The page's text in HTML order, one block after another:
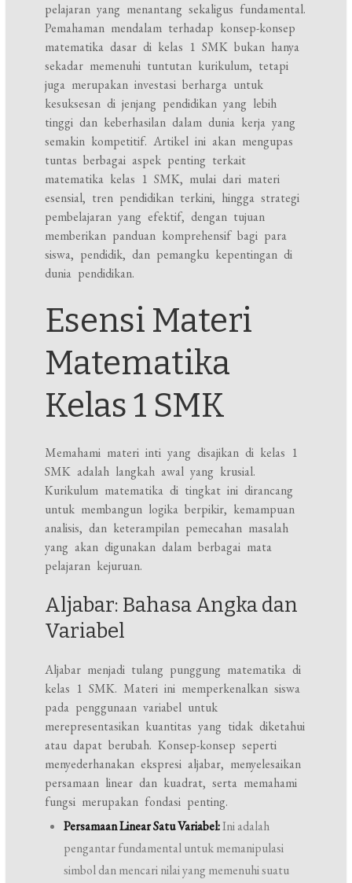
pelajaran yang menantang sekaligus fundamental.
Pemahaman mendalam terhadap konsep-konsep
matematika dasar di kelas 1 SMK bukan hanya
sekadar memenuhi tuntutan kurikulum, tetapi
juga merupakan investasi berharga untuk
kesuksesan di jenjang pendidikan yang lebih
tinggi dan keberhasilan dalam dunia kerja yang
semakin kompetitif. Artikel ini akan mengupas
tuntas berbagai aspek penting terkait
matematika kelas 1 SMK, mulai dari materi
esensial, tren pendidikan terkini, hingga strategi
pembelajaran yang efektif, dengan tujuan
memberikan panduan komprehensif bagi para
siswa, pendidik, dan pemangku kepentingan di
dunia pendidikan.
Esensi Materi
Matematika
Kelas 1 SMK
Memahami materi inti yang disajikan di kelas 1
SMK adalah langkah awal yang krusial.
Kurikulum matematika di tingkat ini dirancang
untuk membangun logika berpikir, kemampuan
analisis, dan keterampilan pemecahan masalah
yang akan digunakan dalam berbagai mata
pelajaran kejuruan.
Aljabar: Bahasa Angka dan
Variabel
Aljabar menjadi tulang punggung matematika di
kelas 1 SMK. Materi ini memperkenalkan siswa
pada penggunaan variabel untuk
merepresentasikan kuantitas yang tidak diketahui
atau dapat berubah. Konsep-konsep seperti
menyederhanakan ekspresi aljabar, menyelesaikan
persamaan linear dan kuadrat, serta memahami
fungsi merupakan fondasi penting.
Persamaan Linear Satu Variabel:Ini adalah
pengantar fundamental untuk memanipulasi
simbol dan mencari nilai yang memenuhi suatu